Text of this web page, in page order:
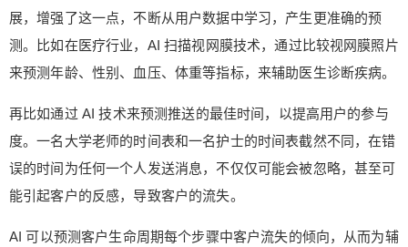
展，增强了这一点，不断从用户数据中学习，产生更准确的预
测。比如在医疗行业，AI 扫描视网膜技术，通过比较视网膜照片
来预测年龄、性别、血压、体重等指标，来辅助医生诊断疾病。
再比如通过 AI 技术来预测推送的最佳时间，以提高用户的参与
度。一名大学老师的时间表和一名护士的时间表截然不同，在错
误的时间为任何一个人发送消息，不仅仅可能会被忽略，甚至可
能引起客户的反感，导致客户的流失。
AI 可以预测客户生命周期每个步骤中客户流失的倾向，从而为辅